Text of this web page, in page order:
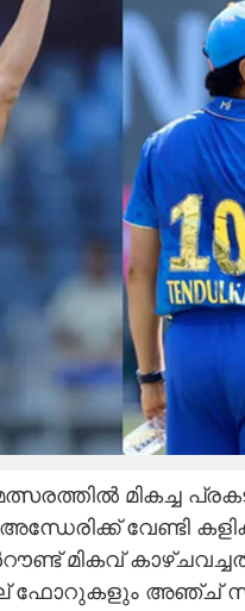
മത്സരത്തിൽ മികച്ച
വേണ്ടി
മികവ്
ഫോറുകളും അഞ്ച്